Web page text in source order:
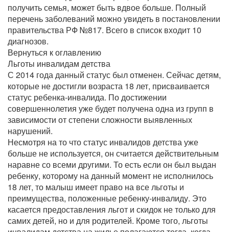
получить семья, может быть вдвое больше. Полный
перечень заболеваний можно увидеть в постановлении
правительства РФ №817. Всего в список входит 10
диагнозов.
Вернуться к оглавлению
Льготы инвалидам детства
С 2014 года данный статус был отменен. Сейчас детям,
которые не достигли возраста 18 лет, присваивается
статус ребенка-инвалида. По достижении
совершеннолетия уже будет получена одна из групп в
зависимости от степени сложности выявленных
нарушений.
Несмотря на то что статус инвалидов детства уже
больше не используется, он считается действительным
наравне со всеми другими. То есть если он был выдан
ребенку, которому на данный момент не исполнилось
18 лет, то малыш имеет право на все льготы и
преимущества, положенные ребенку-инвалиду. Это
касается предоставления льгот и скидок не только для
самих детей, но и для родителей. Кроме того, льготы